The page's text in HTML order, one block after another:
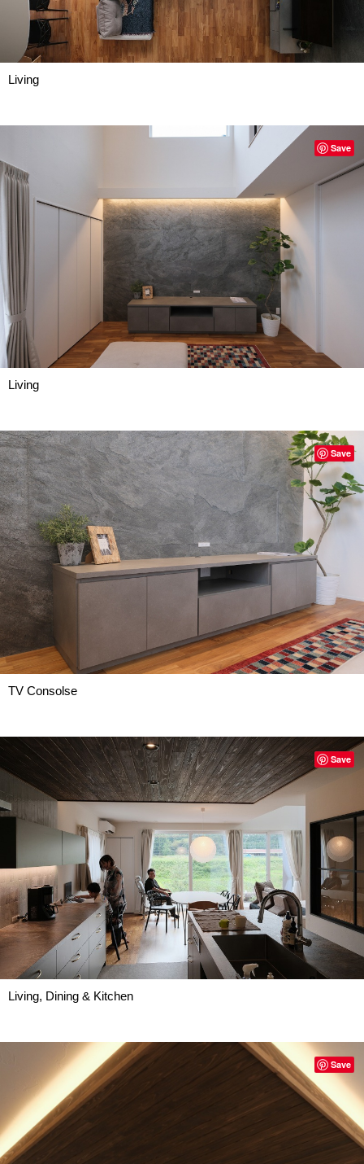
Living
Living
Save
TV Consolse
Save
Living, Dining & Kitchen
Save
Save